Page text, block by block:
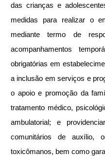
das crianças e
medidas para realizar o
mediante termo de
acompanhamentos
obrigatórias em
a inclusão em serviços e
o apoio e promoção da
tratamento médico,
ambulatorial; e
comunitários de auxílio,
toxicômanos, bem como